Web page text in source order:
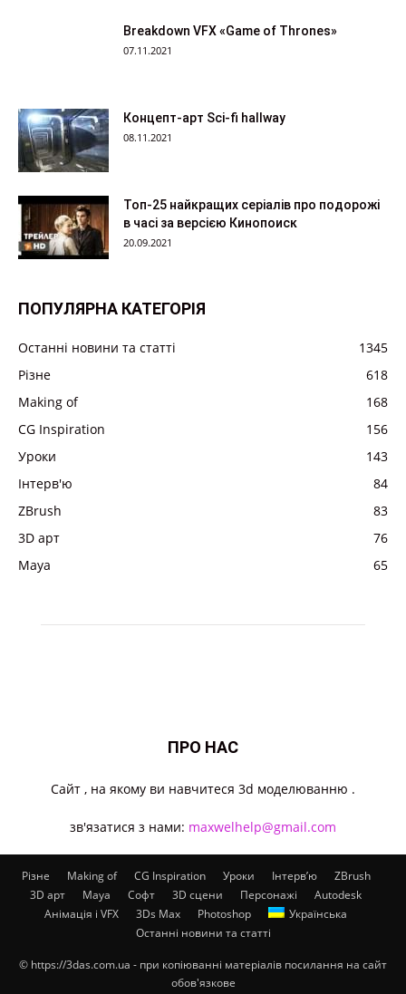
Breakdown VFX «Game of Thrones»
07.11.2021
Концепт-арт Sci-fi hallway
08.11.2021
Топ-25 найкращих серіалів про подорожі
в часі за версією Кинопоиск
20.09.2021
ПОПУЛЯРНА КАТЕГОРІЯ
Останні новини та статті
1345
Різне
618
Making of
168
CG Inspiration
156
Уроки
143
Інтерв'ю
84
ZBrush
83
3D арт
76
Maya
65
ПРО НАС
Cайт , на якому ви навчитеся 3d моделюванню .
зв'язатися з нами: maxwelhelp@gmail.com
Різне Making of CG Inspiration Уроки Інтерв’ю
ZBrush
3D арт
Maya Софт 3D сцени Персонажі
Autodesk
Анімація і VFX
3Ds Max Photoshop
Українська
Останні новини та статті
© https://3das.com.ua - при копіюванні матеріалів посилання на сайт
обов'язкове